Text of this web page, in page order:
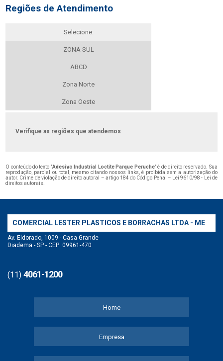
Regiões de Atendimento
Selecione:
ZONA SUL
ABCD
Zona Norte
Zona Oeste
Verifique as regiões que atendemos
O conteúdo do texto "Adesivo Industrial Loctite Parque Peruche" é de direito reservado. Sua
reprodução, parcial ou total, mesmo citando nossos links, é proibida sem a autorização do
autor. Crime de violação de direito autoral – artigo 184 do Código Penal –
Lei 9610/98 - Lei de
direitos autorais
COMERCIAL LESTER PLASTICOS E BORRACHAS LTDA - ME
Av. Eldorado, 1009 - Casa Grande
Diadema - SP - CEP: 09961-470
(11) 4061-1200
Home
Empresa